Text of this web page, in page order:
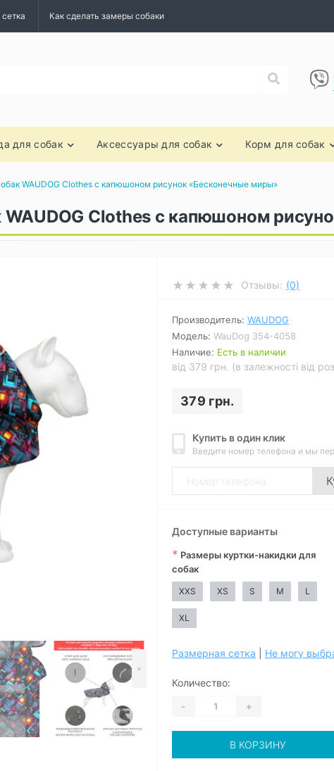
Как сделать замеры собаки
для собак Аксессуары для собак Корм для собак
WAUDOG Clothes с капюшоном рисунок «Бесконечные миры»
Clothes с капюшоном
>
Отзывы: (0)
Производитель: WAUDOG
Модель: WauDog 354-4058
Наличие: Есть в наличии
від 379 грн. (в залежності від
379 грн.
Купить в один клик
Введите номер телефона и мы
Доступные варианты
* Размеры куртки-накидки для
собак
XXS XS S M L
XL
Размерная сетка Не могу
Количество:
- +
В КОРЗИНУ